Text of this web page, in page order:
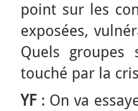
point sur les
exposées,
Quels groupes
touché par la
YF: On va